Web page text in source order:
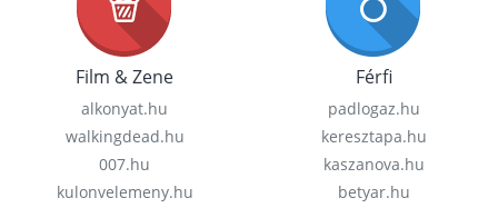
Film & Zene
alkonyat.hu
walkingdead.hu
007.hu
kulonvelemeny.hu
Férfi
padlogaz.hu
keresztapa.hu
kaszanova.hu
betyar.hu